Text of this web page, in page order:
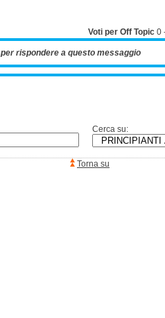
Voti per Off Topic 0
per rispondere a questo messaggio
Cerca su:
Torna su